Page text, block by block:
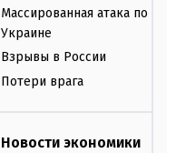
Массированная атака по
Украине
Взрывы в России
Потери врага
Новости экономики